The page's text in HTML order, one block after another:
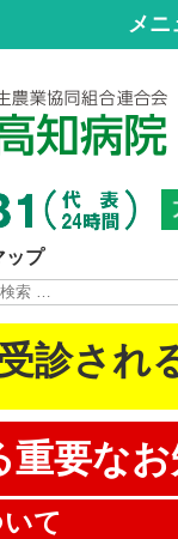
メニ
ップ
診され
重要な
て